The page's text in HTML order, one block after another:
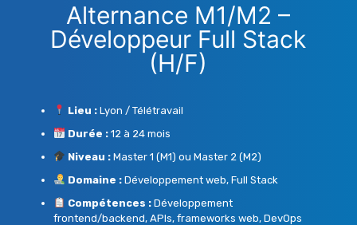
Alternance M1/M2 –
Développeur Full Stack
(H/F)
Lieu :Lyon / Télétravail
Durée :12 à 24 mois
Niveau :Master 1 (M1) ou Master 2 (M2)
Domaine :Développement web, Full Stack
Compétences :Développement
frontend/backend, APIs, frameworks web, DevOps